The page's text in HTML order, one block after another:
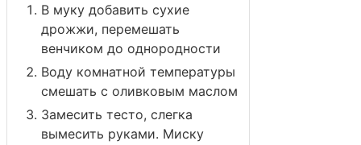
В муку добавить сухие
дрожжи, перемешать
венчиком до однородности
Воду комнатной температуры
смешать с оливковым маслом
Замесить тесто, слегка
вымесить руками. Миску